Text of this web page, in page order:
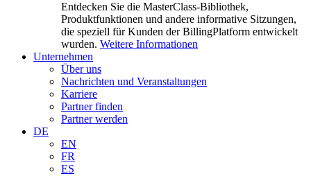
Entdecken Sie die MasterClass-Bibliothek,
Produktfunktionen und andere informative Sitzungen,
die speziell für Kunden der BillingPlatform entwickelt
wurden. Weitere Informationen
Unternehmen
Über uns
Nachrichten und Veranstaltungen
Karriere
Partner finden
Partner werden
DE
EN
FR
ES